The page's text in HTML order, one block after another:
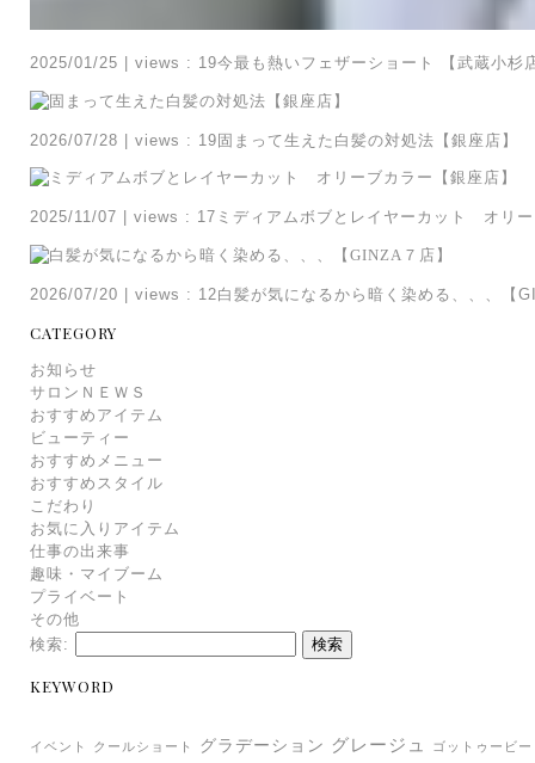
2025/01/25 views : 19今最も熱いフェザーショート 【武蔵小杉
2026/07/28 | views : 19固まって生えた白髪の対処法【銀座店】
2025/11/07 views : 17 ミディアムボブとレイヤーカット オリ
2026/07/20 | views : 12白髪が気になるから暗く染める、、、【
CATEGORY
お知らせ
サロンＮＥＷＳ
おすすめアイテム
ビューティー
おすすめメニュー
おすすめスタイル
こだわり
お気に入りアイテム
仕事の出来事
趣味・マイブーム
プライベート
その他
検索:
KEYWORD
イベント クールショート グラデーション グレージュ ゴットゥービー